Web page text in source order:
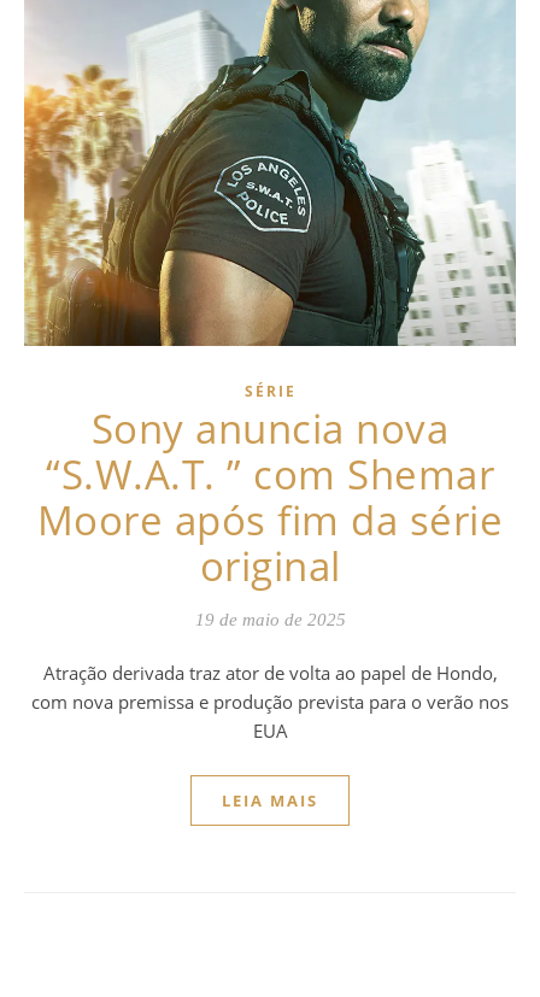
SÉRIE
Sony anuncia nova
“S.W.A.T. ” com Shemar
Moore após fim da série
original
19 de maio de 2025
Atração derivada traz ator de volta ao papel de Hondo,
com nova premissa e produção prevista para o verão nos
EUA
LEIA MAIS